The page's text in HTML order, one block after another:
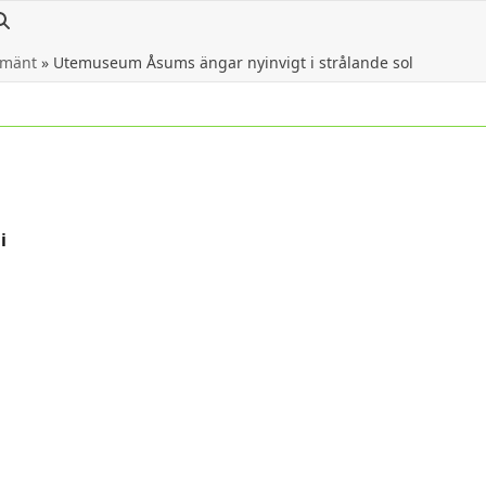
» Utemuseum Åsums ängar nyinvigt i strålande sol